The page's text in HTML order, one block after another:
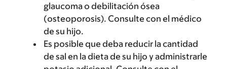
glaucoma o debilitación ósea
(osteoporosis). Consulte con el médico
de su hijo.
Es posible que deba reducir la cantidad
de sal en la dieta de su hijo y administrarle